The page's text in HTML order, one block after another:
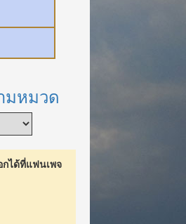
มหมวด
ได้ที่แฟนเพจ